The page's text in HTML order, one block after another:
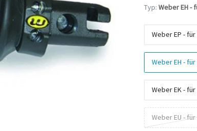
Typ: Weber EH -
Weber EP -
Weber EH -
Weber EK -
Weber EU -